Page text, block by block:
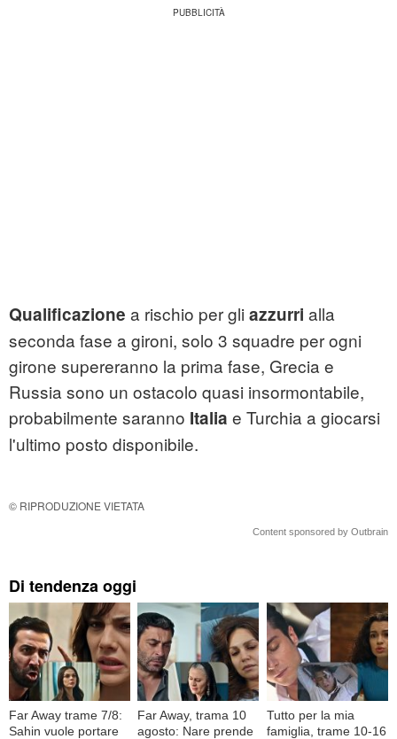
Qualificazione a rischio per gli azzurri alla
seconda fase a gironi, solo 3 squadre per ogni
girone supereranno la prima fase, Grecia e
Russia sono un ostacolo quasi insormontabile,
probabilmente saranno Italia e Turchia a giocarsi
l'ultimo posto disponibile.
© RIPRODUZIONE VIETATA
Content sponsored by Outbrain
Di tendenza oggi
Far Away trame 7/8:
Sahin vuole portare
Far Away, trama 10
agosto: Nare prende
Tutto per la mia
famiglia, trame 10-16